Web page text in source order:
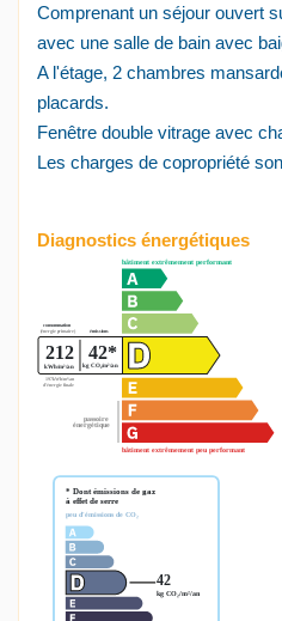
Comprenant un séjour ouvert
avec une salle de bain avec
A l'étage, 2 chambres
placards.
Fenêtre double vitrage avec
Les charges de copropriété
Diagnostics énergétiques